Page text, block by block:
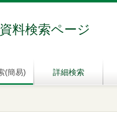
料検索ページ
(簡易) 詳細検索